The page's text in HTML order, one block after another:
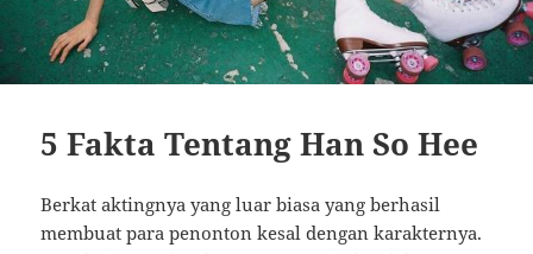
5 Fakta Tentang Han So Hee
Berkat aktingnya yang luar biasa yang berhasil
membuat para penonton kesal dengan karakternya.